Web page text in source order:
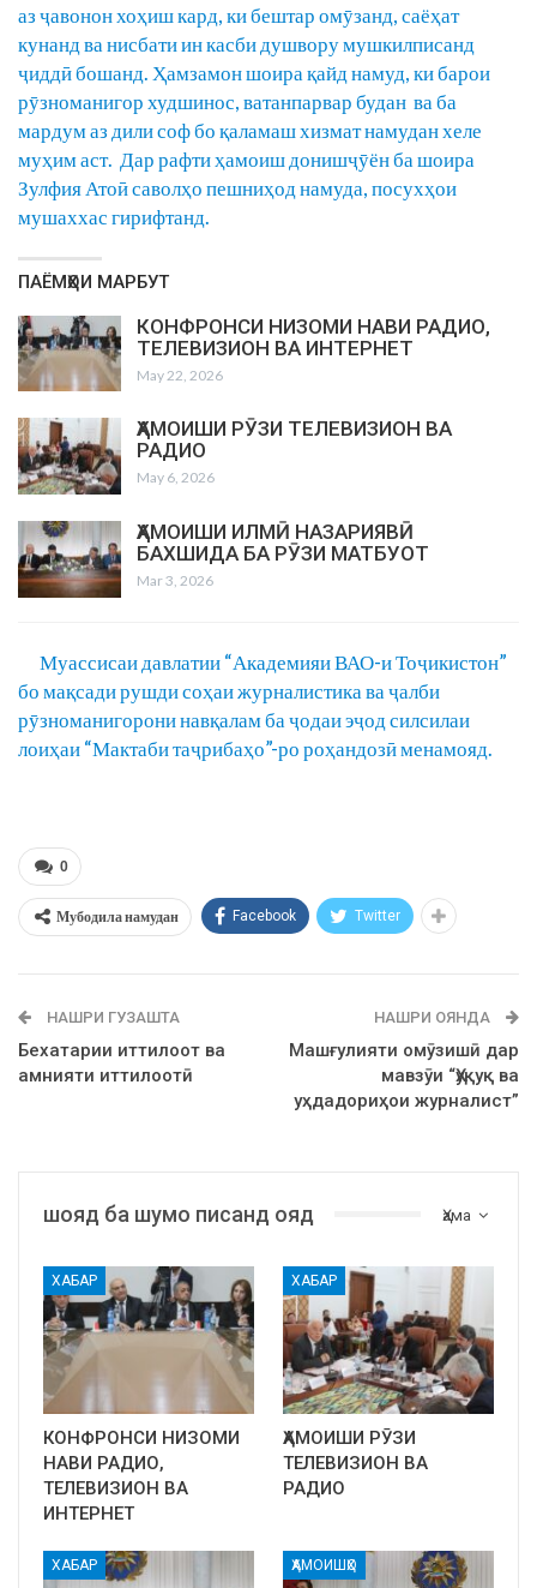
аз ҷавонон хоҳиш кард, ки бештар омӯзанд, саёҳат
кунанд ва нисбати ин касби душвору мушкилписанд
ҷиддӣ бошанд. Ҳамзамон шоира қайд намуд, ки барои
рӯзноманигор худшинос, ватанпарвар будан ва ба
мардум аз дили соф бо қаламаш хизмат намудан хеле
муҳим аст. Дар рафти ҳамоиш донишҷӯён ба шоира
Зулфия Атоӣ саволҳо пешниҳод намуда, посухҳои
мушаххас гирифтанд.
ПАЁМҲОИ МАРБУТ
КОНФРОНСИ НИЗОМИ НАВИ РАДИО,
ТЕЛЕВИЗИОН ВА ИНТЕРНЕТ
May 22, 2026
ҲАМОИШИ РӮЗИ ТЕЛЕВИЗИОН ВА
РАДИО
May 6, 2026
ҲАМОИШИ ИЛМӢ НАЗАРИЯВӢ
БАХШИДА БА РӮЗИ МАТБУОТ
Mar 3, 2026
Муассисаи давлатии “Академияи ВАО-и Тоҷикистон”
бо мақсади рушди соҳаи журналистика ва ҷалби
рӯзноманигорони навқалам ба ҷодаи эҷод силсилаи
лоиҳаи “Мактаби таҷрибаҳо”-ро роҳандозӣ менамояд.
0
Мубодила намудан Facebook Twitter
НАШРИ ГУЗАШТА
Бехатарии иттилоот ва
амнияти иттилоотӣ
НАШРИ ОЯНДА
Машғулияти омӯзишӣ дар
мавзӯи “Ҳуқуқ ва
уҳдадориҳои журналист”
Ҳама
шояд ба шумо писанд ояд
ХАБАР
КОНФРОНСИ НИЗОМИ
НАВИ РАДИО,
ТЕЛЕВИЗИОН ВА
ИНТЕРНЕТ
ХАБАР
ҲАМОИШИ РӮЗИ
ТЕЛЕВИЗИОН ВА
РАДИО
ХАБАР ҲАМОИШҲО